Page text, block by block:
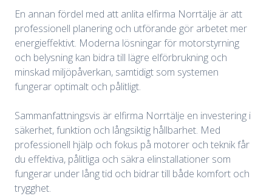
En annan fördel med att anlita elfirma Norrtälje är att
professionell planering och utförande gör arbetet mer
energieffektivt. Moderna lösningar för motorstyrning
och belysning kan bidra till lägre elförbrukning och
minskad miljöpåverkan, samtidigt som systemen
fungerar optimalt och pålitligt.
Sammanfattningsvis är elfirma Norrtälje en investering i
säkerhet, funktion och långsiktig hållbarhet. Med
professionell hjälp och fokus på motorer och teknik får
du effektiva, pålitliga och säkra elinstallationer som
fungerar under lång tid och bidrar till både komfort och
trygghet.